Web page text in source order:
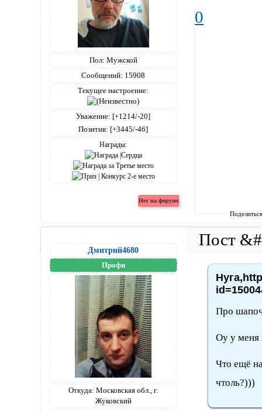
Пол: Мужской
Сообщений: 15908
Текущее настроение:
Уважение: [+1214/-20]
Позитив: [+3445/-46]
Награды:
0
Дмитрий4680
Профи
Откуда: Московская обл., г.
Жуковский
Про
Оу у меня
Что ещё
чтоль?)))